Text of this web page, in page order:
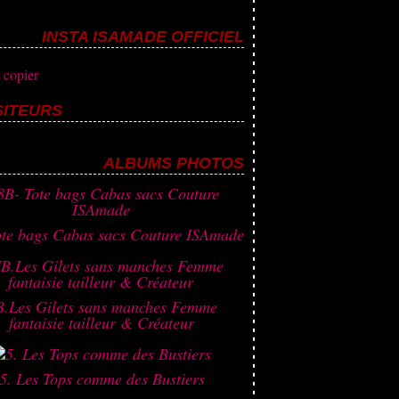
INSTA ISAMADE OFFICIEL
ALBUMS PHOTOS
bags Cabas sacs Couture ISAmade
Gilets sans manches Femme
fantaisie tailleur & Créateur
5. Les Tops comme des Bustiers